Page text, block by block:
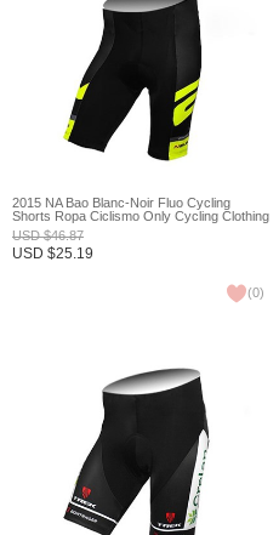
2015 NA Bao Blanc-Noir Fluo Cycling
Shorts Ropa Ciclismo Only Cycling Clothing
cycle jerseys Ciclismo bicicletas maillot
ciclismo XXS
USD$46.87
USD $25.19
(0)